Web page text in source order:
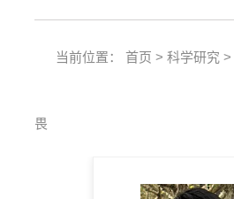
当前位置： 首页 > 科学研究 >
畏